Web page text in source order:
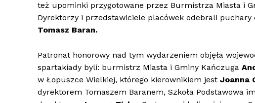
też upominki przygotowane przez Burmistrza Miasta i
Dyrektorzy i przedstawiciele placówek odebrali puchary
Tomasz Baran.
Patronat honorowy nad tym wydarzeniem objęła
spartakiady byli: burmistrz Miasta i Gminy Kańczuga
w Łopuszce Wielkiej, którego kierownikiem jest Joanna
dyrektorem Tomaszem Baranem, Szkoła Podstawowa